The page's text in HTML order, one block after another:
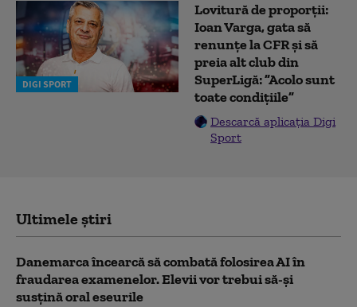
DIGI SPORT
Lovitură de proporții:
Ioan Varga, gata să
renunțe la CFR și să
preia alt club din
SuperLigă: ”Acolo sunt
toate condițiile”
Descarcă aplicația Digi
Sport
Ultimele știri
Danemarca încearcă să combată folosirea AI în
fraudarea examenelor. Elevii vor trebui să-şi
susţină oral eseurile